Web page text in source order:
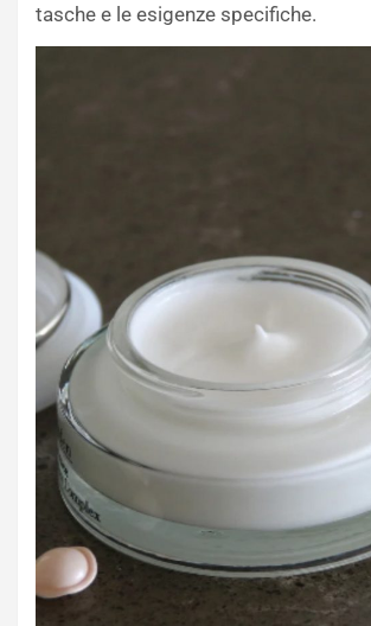
tasche e le esigenze specifiche.